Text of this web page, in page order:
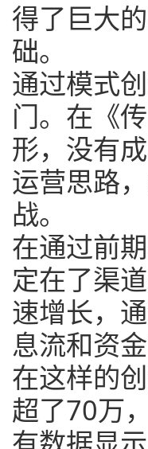
得了巨大
础。
通过模式
门。在《
形，没有
运营思路
战。
在通过前
定在了渠
速增长，
息流和资
在这样的
超了70万